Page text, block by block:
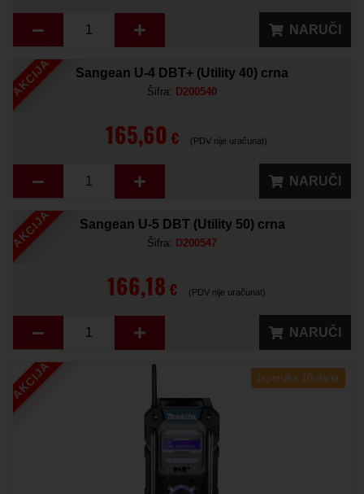
NARUČI
AKCIJA Sangean U-4 DBT+ (Utility 40) crna
Šifra: D200540
165,60 € (PDV nije uračunat)
NARUČI
AKCIJA Sangean U-5 DBT (Utility 50) crna
Šifra: D200547
166,18 € (PDV nije uračunat)
NARUČI
AKCIJA Isporuka 10 dana